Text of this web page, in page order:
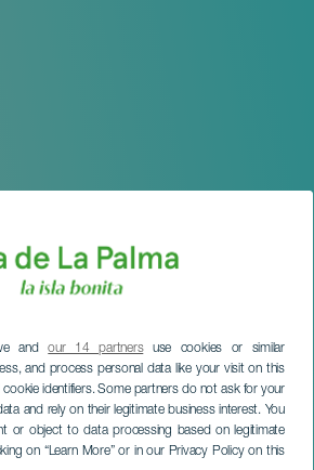
andour 14 partnersuse cookies or similar
and process personal data like your visit on this
identifiers. Some partners do not ask for your
and rely on their legitimate business interest. You
or object to data processing based on legitimate
on “Learn More” or in our Privacy Policy on this